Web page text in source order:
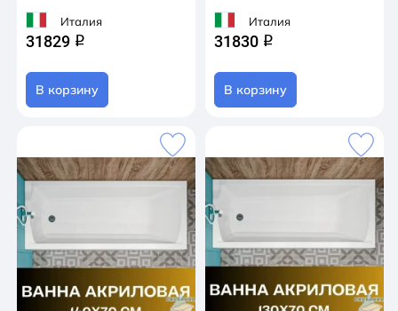
Италия
31829 q
В корзину
Италия
31830 q
В корзину